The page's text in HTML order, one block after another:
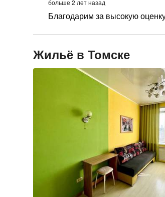
больше 2 лет назад
Благодарим за высокую
Жильё в Томске